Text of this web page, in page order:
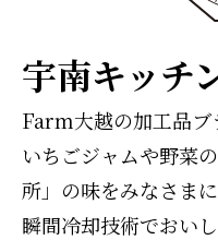
宇南キッチ
Farm大越の加工品ブ
いちごジャムや野菜
所」の味をみなさま
瞬間冷却技術でおい